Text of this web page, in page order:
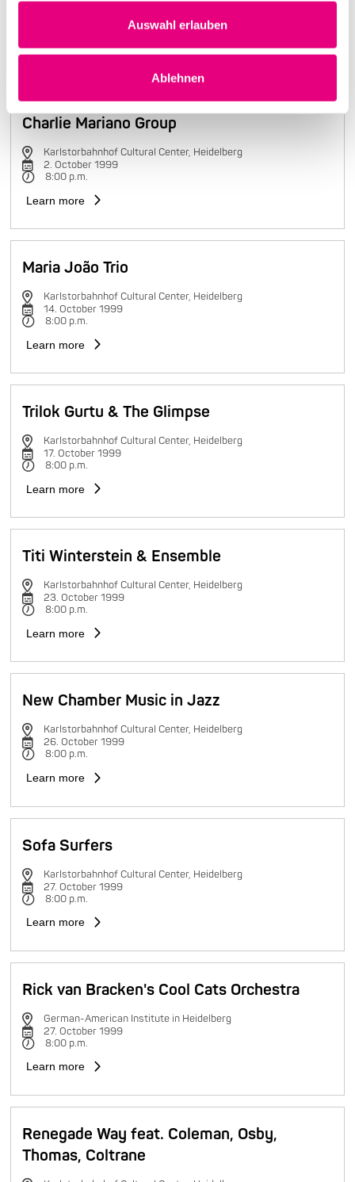
Auswahl erlauben
Ablehnen
Learn more
Charlie Mariano Group
Karlstorbahnhof Cultural Center, Heidelberg
2. October 1999
8:00 p.m.
Learn more
Maria João Trio
Karlstorbahnhof Cultural Center, Heidelberg
14. October 1999
8:00 p.m.
Learn more
Trilok Gurtu & The Glimpse
Karlstorbahnhof Cultural Center, Heidelberg
17. October 1999
8:00 p.m.
Learn more
Titi Winterstein & Ensemble
Karlstorbahnhof Cultural Center, Heidelberg
23. October 1999
8:00 p.m.
Learn more
New Chamber Music in Jazz
Karlstorbahnhof Cultural Center, Heidelberg
26. October 1999
8:00 p.m.
Learn more
Sofa Surfers
Karlstorbahnhof Cultural Center, Heidelberg
27. October 1999
8:00 p.m.
Learn more
Rick van Bracken's Cool Cats Orchestra
German-American Institute in Heidelberg
27. October 1999
8:00 p.m.
Learn more
Renegade Way feat. Coleman, Osby,
Thomas, Coltrane